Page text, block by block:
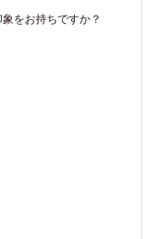
をお持ちですか？